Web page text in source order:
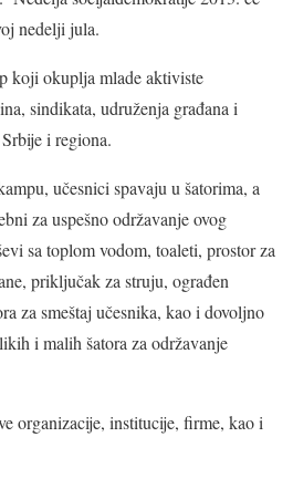
nedelji jula.
koji okuplja mlade aktiviste
sindikata, udruženja građana i
i regiona.
učesnici spavaju u šatorima, a
za uspešno održavanje ovog
sa toplom vodom, toaleti, prostor za
priključak za struju, ograđen
za smeštaj učesnika, kao i dovoljno
i malih šatora za održavanje
organizacije, institucije, firme, kao i